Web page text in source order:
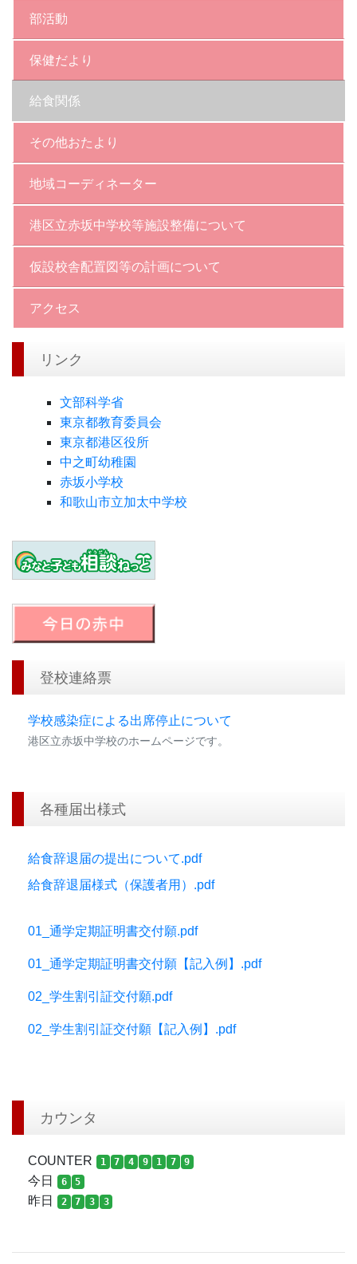
部活動
保健だより
給食関係
その他おたより
地域コーディネーター
港区立赤坂中学校等施設整備について
仮設校舎配置図等の計画について
アクセス
リンク
文部科学省
東京都教育委員会
東京都港区役所
中之町幼稚園
赤坂小学校
和歌山市立加太中学校
登校連絡票
学校感染症による出席停止について
港区立赤坂中学校のホームページです。
各種届出様式
給食辞退届の提出について.pdf
給食辞退届様式（保護者用）.pdf
01_通学定期証明書交付願.pdf
01_通学定期証明書交付願【記入例】.pdf
02_学生割引証交付願.pdf
02_学生割引証交付願【記入例】.pdf
カウンタ
COUNTER 1 7 4 9 1 7 9
今日 6 5
昨日 2 7 3 3